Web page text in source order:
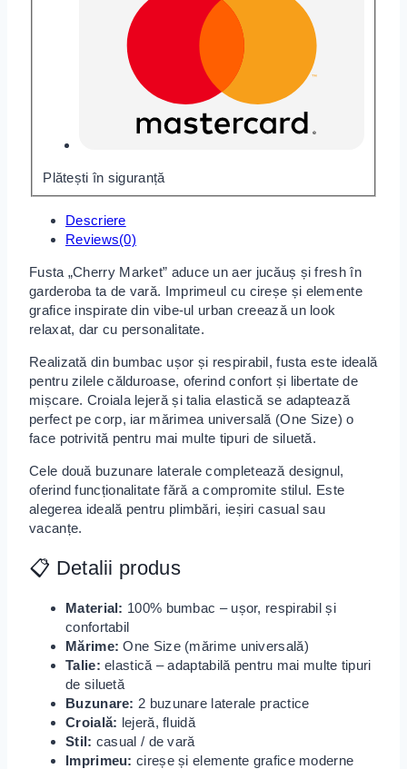
Plătești în siguranță
Descriere
Reviews(0)
Fusta „Cherry Market” aduce un aer jucăuș și fresh în
garderoba ta de vară. Imprimeul cu cireșe și elemente
grafice inspirate din vibe-ul urban creează un look
relaxat, dar cu personalitate.
Realizată din bumbac ușor și respirabil, fusta este ideală
pentru zilele călduroase, oferind confort și libertate de
mișcare. Croiala lejeră și talia elastică se adaptează
perfect pe corp, iar mărimea universală (One Size) o
face potrivită pentru mai multe tipuri de siluetă.
Cele două buzunare laterale completează designul,
oferind funcționalitate fără a compromite stilul. Este
alegerea ideală pentru plimbări, ieșiri casual sau
vacanțe.
📋 Detalii produs
Material: 100% bumbac – ușor, respirabil și
confortabil
Mărime: One Size (mărime universală)
Talie: elastică – adaptabilă pentru mai multe tipuri
de siluetă
Buzunare: 2 buzunare laterale practice
Croială: lejeră, fluidă
Stil: casual / de vară
Imprimeu: cireșe și elemente grafice moderne